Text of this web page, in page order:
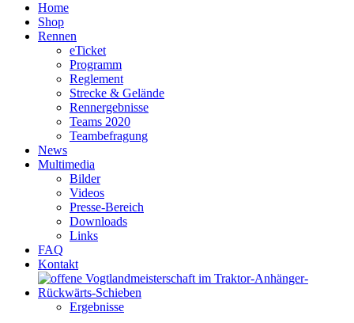
Home
Shop
Rennen
eTicket
Programm
Reglement
Strecke & Gelände
Rennergebnisse
Teams 2020
Teambefragung
News
Multimedia
Bilder
Videos
Presse-Bereich
Downloads
Links
FAQ
Kontakt
Ergebnisse